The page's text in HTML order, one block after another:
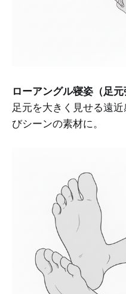
ローアングル寝姿（足元
足元を大きく見せる遠
びシーンの素材に。